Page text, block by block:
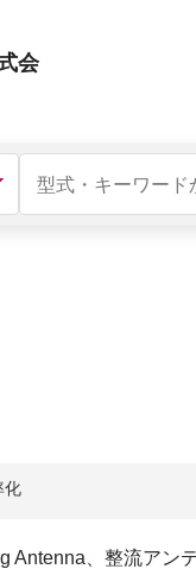
会
化
Antenna、整流アン